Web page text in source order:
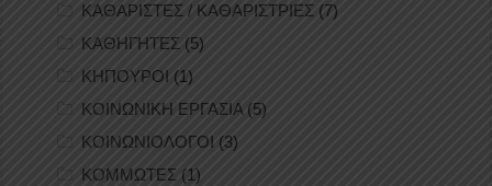
ΚΑΘΑΡΙΣΤΕΣ / ΚΑΘΑΡΙΣΤΡΙΕΣ (7)
ΚΑΘΗΓΗΤΕΣ (5)
ΚΗΠΟΥΡΟΙ (1)
ΚΟΙΝΩΝΙΚΗ ΕΡΓΑΣΙΑ (5)
ΚΟΙΝΩΝΙΟΛΟΓΟΙ (3)
ΚΟΜΜΩΤΕΣ (1)